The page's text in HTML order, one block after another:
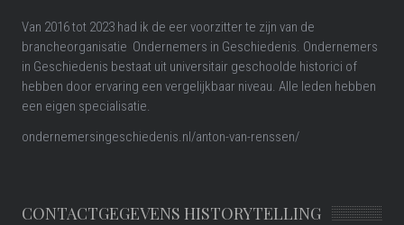
Van 2016 tot 2023 had ik de eer voorzitter te zijn van de
brancheorganisatie Ondernemers in Geschiedenis. Ondernemers
in Geschiedenis bestaat uit universitair geschoolde historici of
hebben door ervaring een vergelijkbaar niveau. Alle leden hebben
een eigen specialisatie.
ondernemersingeschiedenis.nl/anton-van-renssen/
CONTACTGEGEVENS HISTORYTELLING